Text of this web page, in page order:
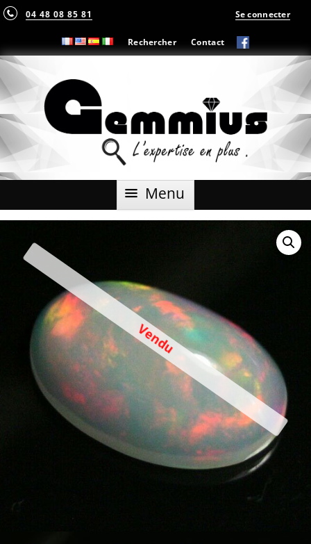
04 48 08 85 81
Rechercher Contact
Se connecter
Menu Aller
Vendu